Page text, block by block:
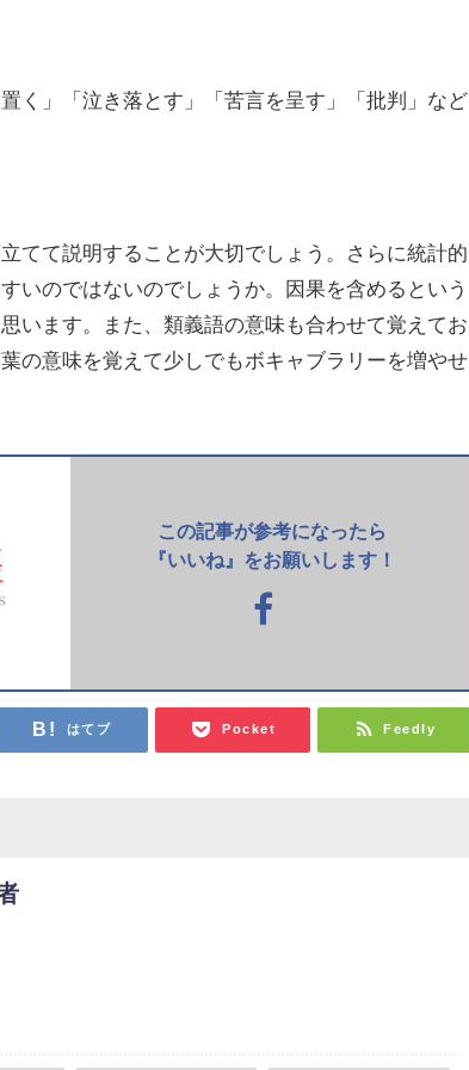
く」「泣き落とす」「苦言を呈す」「批判」など
てて説明することが大切でしょう。さらに統計的
いのではないのでしょうか。因果を含めるという
います。また、類義語の意味も合わせて覚えてお
の意味を覚えて少しでもボキャブラリーを増やせ
この記事が参考になったら
『いいね』をお願いします！
はてブ Pocket Feedly